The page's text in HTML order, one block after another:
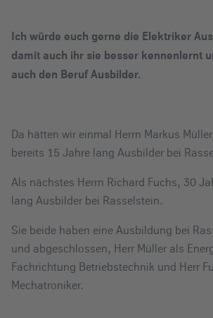
Ich würde euch gerne die Elektriker
damit auch ihr sie besser kennenlernt
auch den Beruf Ausbilder.
Da hätten wir einmal Herrn Markus
bereits 15 Jahre lang Ausbilder bei
Als nächstes Herrn Richard Fuchs, 30
lang Ausbilder bei Rasselstein.
Sie beide haben eine Ausbildung bei
und abgeschlossen, Herr Müller als
Fachrichtung Betriebstechnik und Herr
Mechatroniker.